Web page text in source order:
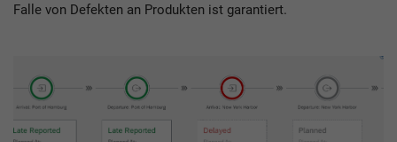
Falle von Defekten an Produkten ist garantiert.